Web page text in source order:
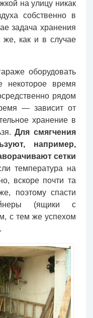
на улицу никак
собственно в
задача хранения
же, как и в случае
оборудовать
некоторое время
рядом
— зависит от
хранение в
Для смягчения
например,
сетки
температура на
вскоре почти та
поэтому спасти
(ящики с
с тем же успехом